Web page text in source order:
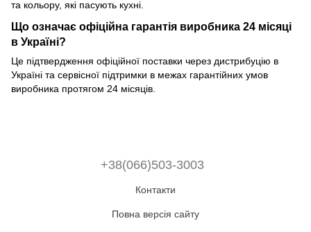
та кольору, які пасують кухні.
Що означає офіційна гарантія виробника 24 місяці
в Україні?
Це підтвердження офіційної поставки через дистрибуцію в
Україні та сервісної підтримки в межах гарантійних умов
виробника протягом 24 місяців.
+38(066)503-3003
Контакти
Повна версія сайту